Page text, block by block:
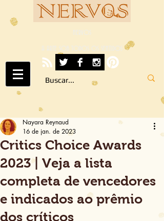
NERVOS
A ARTE SOB TODOS OS SENTIDOS
Critics Choice Awards
2023 | Veja a lista
completa de vencedores
e indicados ao prêmio
dos críticos
Nayara Reynaud
16 de jan. de 2023